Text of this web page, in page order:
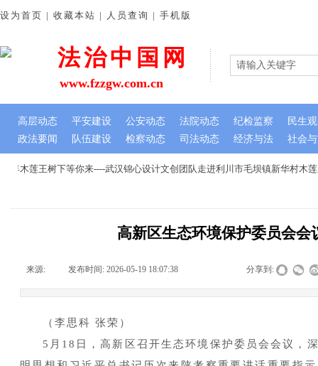
木莲王树下等你来----武汉锦心设计文创团队走进利川市毛坝镇新华村木莲
法治中国网
政法要闻 队伍建设 检察动态 司法动态 经济与法 社会
设为首页 | 收藏本站 | 人员查询 | 手机版
www.fzzgw.com.cn
高层动态 平安建设 公安动态 法院动态 纪检监察 民生
高新区生态环境保护委员会会
来源: 发布时间: 2026-05-19 18:07:38 分享到:
（李思科 张荣）
5月18日，高新区召开生态环境保护委员会会议，